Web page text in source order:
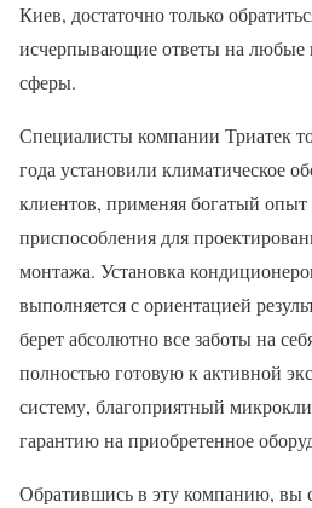
Киев, достаточно только
исчерпывающие ответы на любые
сферы.
Специалисты компании Триатек
года установили климатическое
клиентов, применяя богатый
приспособления для
монтажа. Установка
выполняется с ориентацией
берет абсолютно все заботы на
полностью готовую к активной
систему, благоприятный
гарантию на приобретенное
Обратившись в эту компанию, вы